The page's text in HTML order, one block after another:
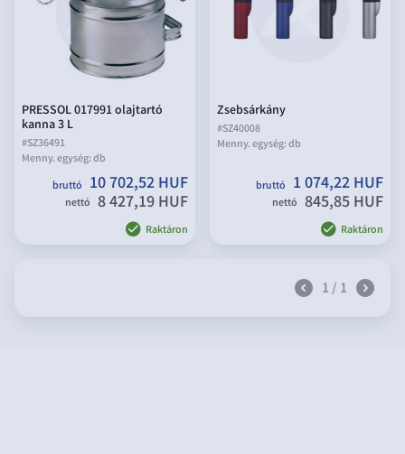
PRESSOL 017991 olajtartó
kanna 3 L
#SZ36491
Menny. egység:db
bruttó 10 702,52 HUF
nettó 8 427,19 HUF
Raktáron
Zsebsárkány
#SZ40008
Menny. egység:db
bruttó 1 074,22 HUF
nettó 845,85 HUF
Raktáron
1 / 1